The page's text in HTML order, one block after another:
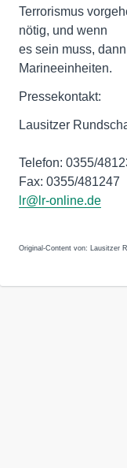
Terrorismus
nötig, und wenn
es sein muss,
Marineeinheiten.
Pressekontakt:
Lausitzer
Telefon: 0355/
Fax: 0355/481247
lr@lr-online.de
Original-Content von: Lausitzer